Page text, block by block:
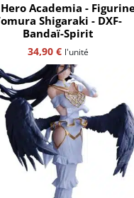
Academia -
Shigaraki - DXF-
Bandaï-Spirit
34,90 € l'unité